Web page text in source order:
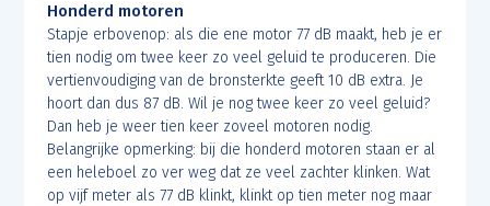
Honderd motoren
Stapje erbovenop: als die ene motor 77 dB maakt, heb je er
tien nodig om twee keer zo veel geluid te produceren. Die
vertienvoudiging van de bronsterkte geeft 10 dB extra. Je
hoort dan dus 87 dB. Wil je nog twee keer zo veel geluid?
Dan heb je weer tien keer zoveel motoren nodig.
Belangrijke opmerking: bij die honderd motoren staan er al
een heleboel zo ver weg dat ze veel zachter klinken. Wat
op vijf meter als 77 dB klinkt, klinkt op tien meter nog maar